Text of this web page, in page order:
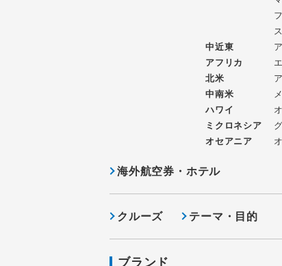
中近東
アフリカ
北米
中南米
ハワイ
ミクロネシア
オセアニア
海外航空券・ホテル
クルーズ テーマ・目的
ブランド